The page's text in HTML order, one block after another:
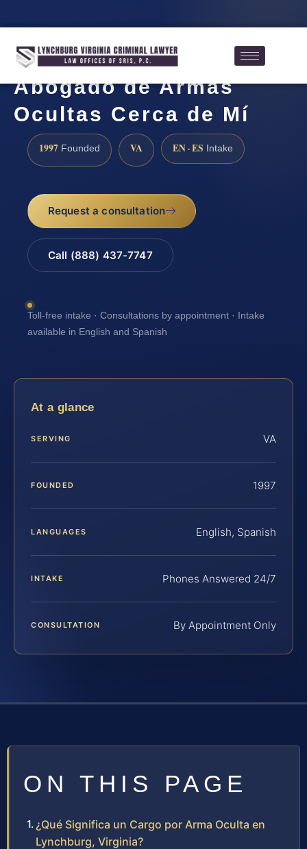
Abogado de Armas
Ocultas Cerca de Mí
1997 Founded VA EN · ES Intake
Request a consultation
Call (888) 437-7747
Toll-free intake · Consultations by appointment · Intake
available in English and Spanish
At a glance
SERVING VA
FOUNDED 1997
LANGUAGES English, Spanish
INTAKE Phones Answered 24/7
CONSULTATION By Appointment Only
ON THIS PAGE
¿Qué Significa un Cargo por Arma Oculta en
Lynchburg, Virginia?